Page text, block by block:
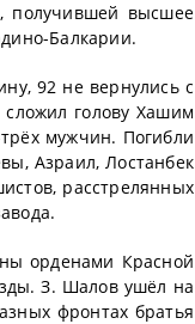
получившей высшее
Балкарии.
92 не вернулись с
голову Хашим
мужчин. Погибли
Азраил, Лостанбек
расстрелянных
орденами Красной
З. Шалов ушёл на
фронтах братья